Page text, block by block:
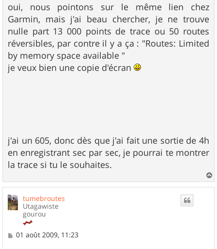
s
s
a
g
e
oui, nous pointons sur le même lien chez
Garmin, mais j'ai beau chercher, je ne trouve
nulle part 13 000 points de trace ou 50 routes
réversibles, par contre il y a ça : "Routes: Limited
by memory space available "
je veux bien une copie d'écran
j'ai un 605, donc dès que j'ai fait une sortie de 4h
en enregistrant sec par sec, je pourrai te montrer
la trace si tu le souhaites.
a
tumebroutes
Utagawiste
gourou
M
01 août 2009, 11:23